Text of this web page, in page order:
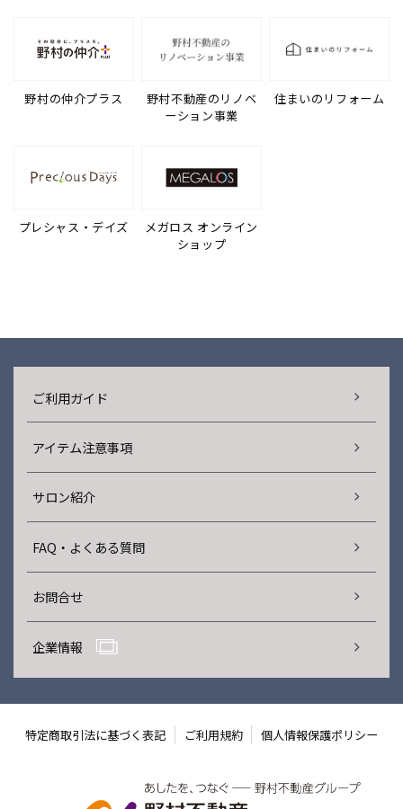
野村の仲介プラス
野村不動産のリノベ
ーション事業
住まいのリフォーム
プレシャス・デイズ
メガロス オンライン
ショップ
ご利用ガイド
アイテム注意事項
サロン紹介
FAQ・よくある質問
お問合せ
企業情報
特定商取引法に基づく表記 ご利用規約 個人情報保護ポリシー